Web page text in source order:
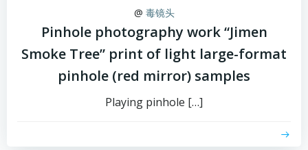
@ 毒镜头
Pinhole photography work “Jimen
Smoke Tree” print of light large-format
pinhole (red mirror) samples
Playing pinhole […]